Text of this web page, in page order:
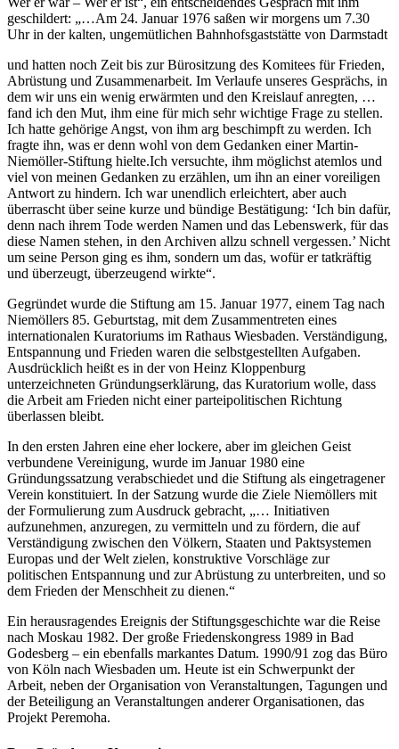
geschildert: „…Am 24. Januar 1976 saßen wir morgens um 7.30
Uhr in der kalten, ungemütlichen Bahnhofsgaststätte von Darmstadt
und hatten noch Zeit bis zur Bürositzung des Komitees für Frieden,
Abrüstung und Zusammenarbeit. Im Verlaufe unseres Gesprächs, in
dem wir uns ein wenig erwärmten und den Kreislauf anregten, …
fand ich den Mut, ihm eine für mich sehr wichtige Frage zu stellen.
Ich hatte gehörige Angst, von ihm arg beschimpft zu werden. Ich
fragte ihn, was er denn wohl von dem Gedanken einer Martin-
Niemöller-Stiftung hielte.Ich versuchte, ihm möglichst atemlos und
viel von meinen Gedanken zu erzählen, um ihn an einer voreiligen
Antwort zu hindern. Ich war unendlich erleichtert, aber auch
überrascht über seine kurze und bündige Bestätigung: ‘Ich bin dafür,
denn nach ihrem Tode werden Namen und das Lebenswerk, für das
diese Namen stehen, in den Archiven allzu schnell vergessen.’ Nicht
um seine Person ging es ihm, sondern um das, wofür er tatkräftig
und überzeugt, überzeugend wirkte“.
Gegründet wurde die Stiftung am 15. Januar 1977, einem Tag nach
Niemöllers 85. Geburtstag, mit dem Zusammentreten eines
internationalen Kuratoriums im Rathaus Wiesbaden. Verständigung,
Entspannung und Frieden waren die selbstgestellten Aufgaben.
Ausdrücklich heißt es in der von Heinz Kloppenburg
unterzeichneten Gründungserklärung, das Kuratorium wolle, dass
die Arbeit am Frieden nicht einer parteipolitischen Richtung
überlassen bleibt.
In den ersten Jahren eine eher lockere, aber im gleichen Geist
verbundene Vereinigung, wurde im Januar 1980 eine
Gründungssatzung verabschiedet und die Stiftung als eingetragener
Verein konstituiert. In der Satzung wurde die Ziele Niemöllers mit
der Formulierung zum Ausdruck gebracht, „… Initiativen
aufzunehmen, anzuregen, zu vermitteln und zu fördern, die auf
Verständigung zwischen den Völkern, Staaten und Paktsystemen
Europas und der Welt zielen, konstruktive Vorschläge zur
politischen Entspannung und zur Abrüstung zu unterbreiten, und so
dem Frieden der Menschheit zu dienen.“
Ein herausragendes Ereignis der Stiftungsgeschichte war die Reise
nach Moskau 1982. Der große Friedenskongress 1989 in Bad
Godesberg – ein ebenfalls markantes Datum. 1990/91 zog das Büro
von Köln nach Wiesbaden um. Heute ist ein Schwerpunkt der
Arbeit, neben der Organisation von Veranstaltungen, Tagungen und
der Beteiligung an Veranstaltungen anderer Organisationen, das
Projekt Peremoha.